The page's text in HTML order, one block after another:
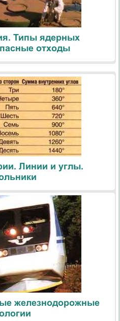
Типы ядерных
отходы
Линии и углы.
железнодорожные